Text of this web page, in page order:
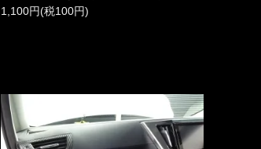
1,100円(税100円)